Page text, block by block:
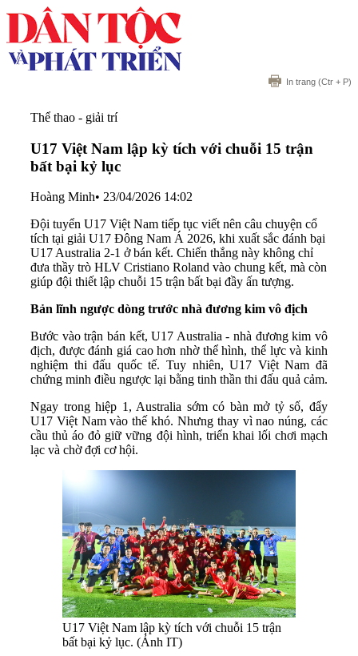
In trang (Ctr + P)
Thể thao - giải trí
U17 Việt Nam lập kỳ tích với chuỗi 15 trận
bất bại kỷ lục
Hoàng Minh• 23/04/2026 14:02
Đội tuyển U17 Việt Nam tiếp tục viết nên câu chuyện cổ
tích tại giải U17 Đông Nam Á 2026, khi xuất sắc đánh bại
U17 Australia 2-1 ở bán kết. Chiến thắng này không chỉ
đưa thầy trò HLV Cristiano Roland vào chung kết, mà còn
giúp đội thiết lập chuỗi 15 trận bất bại đầy ấn tượng.
Bản lĩnh ngược dòng trước nhà đương kim vô địch
Bước vào trận bán kết, U17 Australia - nhà đương kim vô
địch, được đánh giá cao hơn nhờ thể hình, thể lực và kinh
nghiệm thi đấu quốc tế. Tuy nhiên, U17 Việt Nam đã
chứng minh điều ngược lại bằng tinh thần thi đấu quả cảm.
Ngay trong hiệp 1, Australia sớm có bàn mở tỷ số, đẩy
U17 Việt Nam vào thế khó. Nhưng thay vì nao núng, các
cầu thủ áo đỏ giữ vững đội hình, triển khai lối chơi mạch
lạc và chờ đợi cơ hội.
U17 Việt Nam lập kỳ tích với chuỗi 15 trận
bất bại kỷ lục. (Ảnh IT)